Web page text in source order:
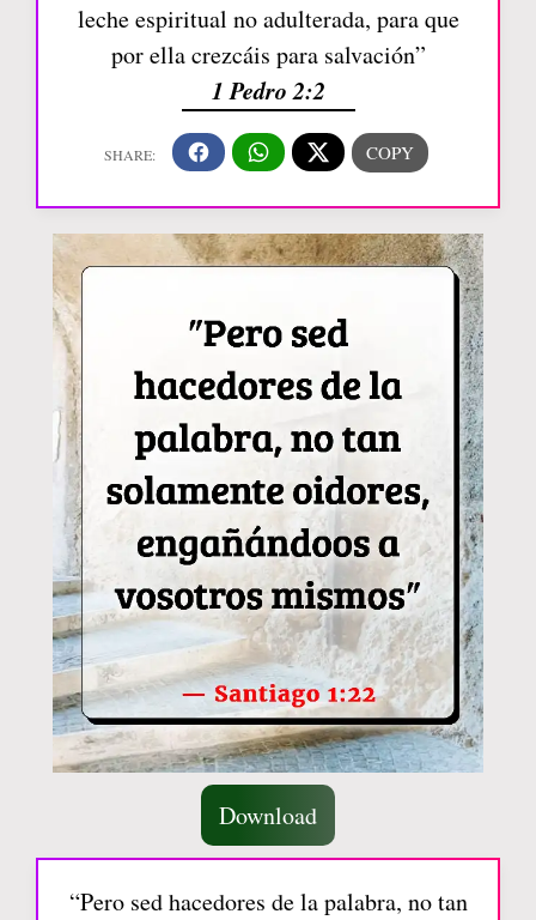
leche espiritual no adulterada, para que
por ella crezcáis para salvación”
1 Pedro 2:2
Download
“Pero sed hacedores de la palabra, no tan